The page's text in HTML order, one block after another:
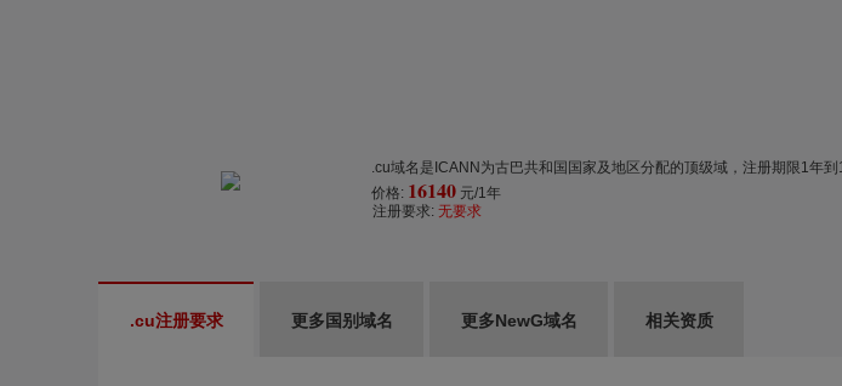
.cu域名是ICANN为古巴共和国国家及地区分配的顶级域，注册期限1年到
价格: 16140 元/1年
注册要求: 无要求
.cu注册要求 更多国别域名 更多NewG域名 相关资质